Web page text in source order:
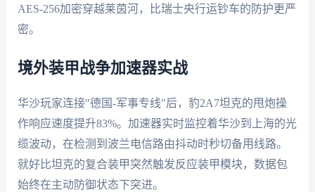
AES-256加密穿越莱茵河，比瑞士央行运钞车的防护更严
密。
境外装甲战争加速器实战
华沙玩家连接"德国-军事专线"后，豹2A7坦克的甩炮操
作响应速度提升83%。加速器实时监控着华沙到上海的光
缆波动，在检测到波兰电信路由抖动时秒切备用线路。
就好比坦克的复合装甲突然触发反应装甲模块，数据包
始终在主动防御状态下突进。